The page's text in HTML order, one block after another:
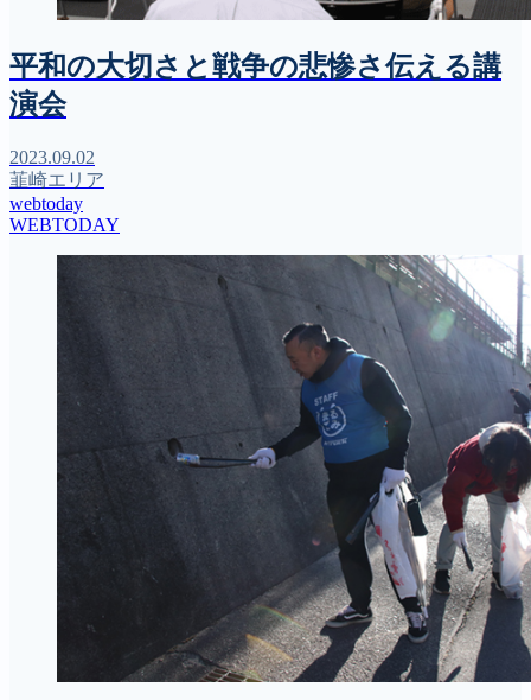
平和の大切さと戦争の悲惨さ伝える講
演会
2023.09.02
韮崎エリア
webtoday
WEBTODAY